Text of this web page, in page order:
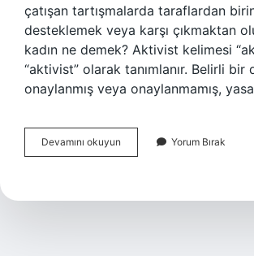
çatışan tartışmalarda taraflardan
desteklemek veya karşı çıkmaktan
kadın ne demek? Aktivist kelimesi
“aktivist” olarak tanımlanır. Belirli bir
onaylanmış veya onaylanmamış,
Devamını okuyun
Gruplar
Yorum Bırak